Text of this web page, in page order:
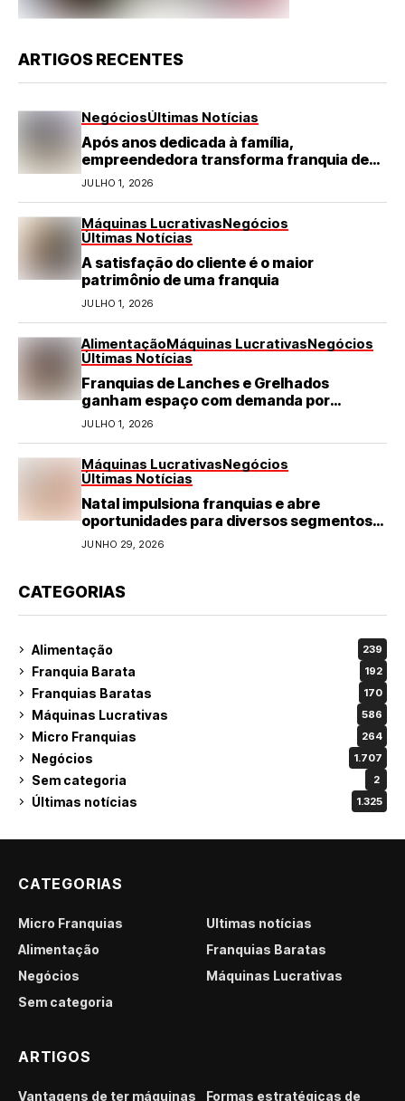
ARTIGOS RECENTES
NegóciosÚltimas Notícias
Após anos dedicada à família,
empreendedora transforma franquia de
turismo em negócio de destaque no RN
JULHO 1, 2026
Máquinas LucrativasNegócios
Últimas Notícias
A satisfação do cliente é o maior
patrimônio de uma franquia
JULHO 1, 2026
AlimentaçãoMáquinas LucrativasNegócios
Últimas Notícias
Franquias de Lanches e Grelhados
ganham espaço com demanda por
refeições rápidas e de qualidade
JULHO 1, 2026
Máquinas LucrativasNegócios
Últimas Notícias
Natal impulsiona franquias e abre
oportunidades para diversos segmentos
do varejo
JUNHO 29, 2026
CATEGORIAS
Alimentação 239
Franquia Barata 192
Franquias Baratas 170
Máquinas Lucrativas 586
Micro Franquias 264
Negócios 1.707
Sem categoria 2
Últimas notícias 1.325
CATEGORIAS
Micro Franquias
Últimas notícias
Alimentação
Franquias Baratas
Negócios
Máquinas Lucrativas
Sem categoria
ARTIGOS
Vantagens de ter máquinas Formas estratégicas de